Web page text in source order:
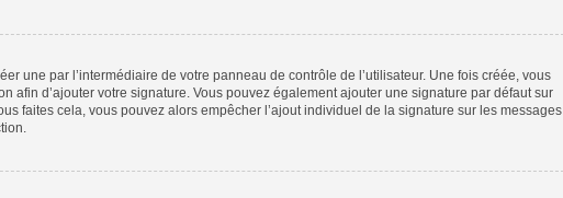
une par l’intermédiaire de votre panneau de contrôle de l’utilisateur. Une fois créée, vous
afin d’ajouter votre signature. Vous pouvez également ajouter une signature par défaut sur
faites cela, vous pouvez alors empêcher l’ajout individuel de la signature sur les messages